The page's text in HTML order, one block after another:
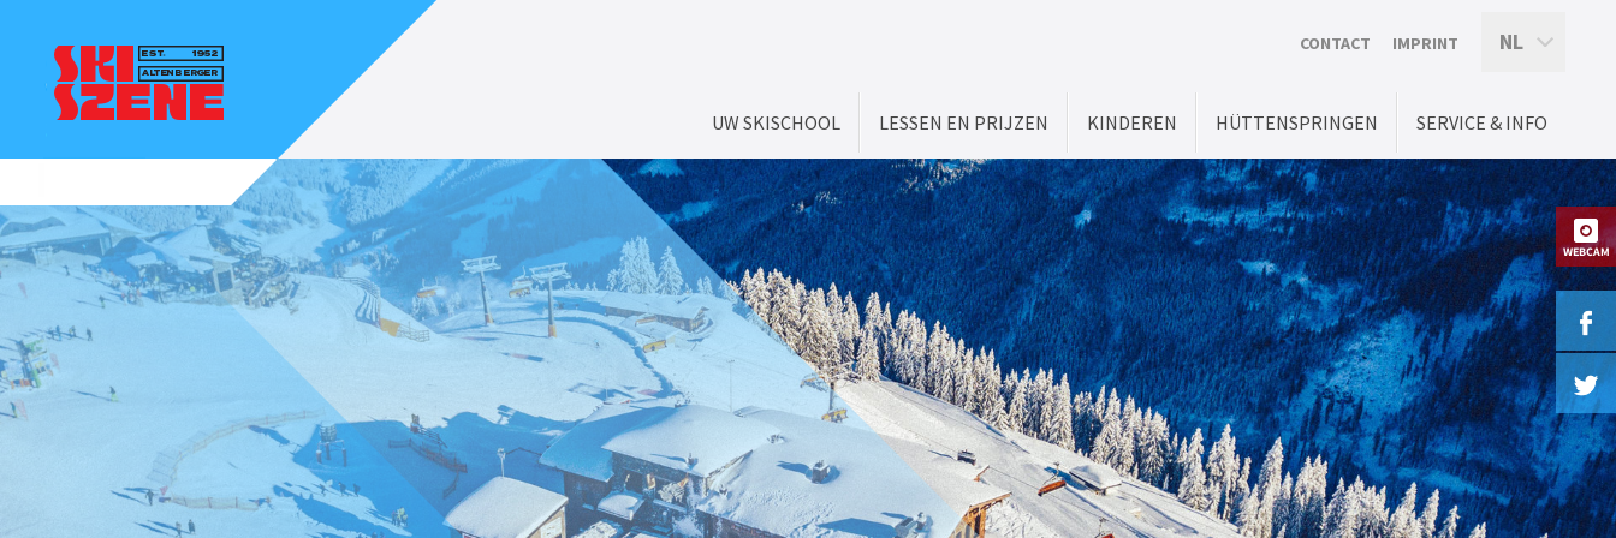
UW SKISCHOOL LESSEN EN PRIJZEN KINDEREN HÜTTENSPRINGEN SERVICE & INFO
CONTACT IMPRINT NL